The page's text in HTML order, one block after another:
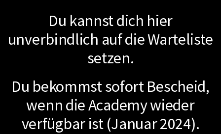
Du kannst dich hier
unverbindlich auf die Warteliste
setzen.
Du bekommst sofort Bescheid,
wenn die Academy wieder
verfügbar ist (Januar 2024).